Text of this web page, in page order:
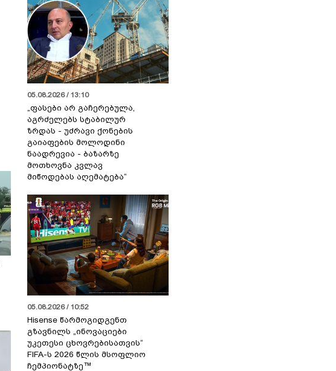
05.08.2026 / 13:10
„ფასები არ გაჩერებულა,
აგრძელებს სტაბილურ
ზრდას - უძრავი ქონების
გაიაფების მოლოდინი
ნაადრევია - ბაზარზე
მოთხოვნა კვლავ
მიწოდებას აღემატება“
05.08.2026 / 10:52
Hisense წარმოგიდგენთ
გზავნილს „ინოვაციები
უკეთესი ცხოვრებისათვის“
FIFA-ს 2026 წლის მსოფლიო
ჩემპიონატზე™